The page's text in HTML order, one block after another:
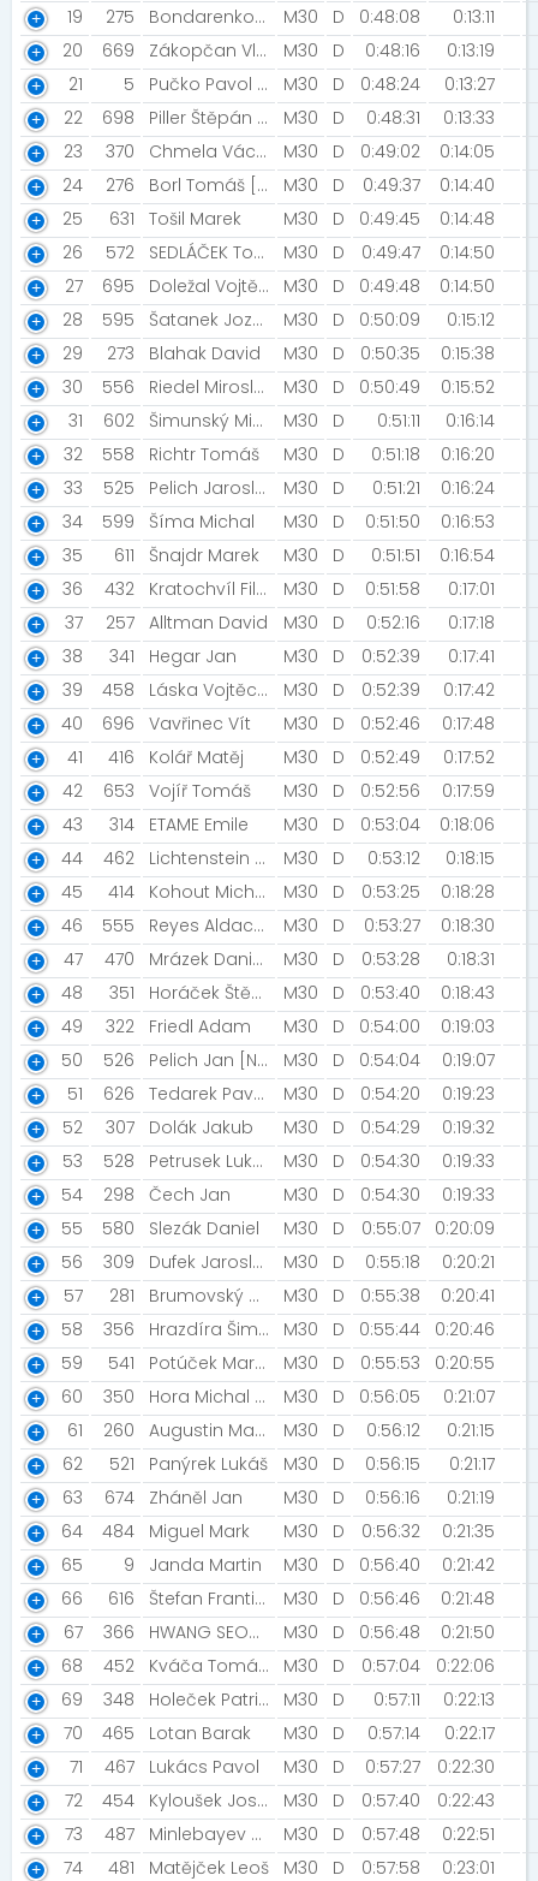
19 275 Bondarenko Mykola M30 D 0:48:08
0:13:11
20
669 Zákopčan Vladimir M30 D 0:48:16
0:13:19
21
5 Pučko Pavol [CZECH FLAT TRACK] M30 D 0:48:24
0:13:27
22
698 Piller Štěpán [AR PRAGUE] M30 D 0:48:31
0:13:33
23
370 Chmela Václav M30 D 0:49:02
0:14:05
24
276 Borl Tomáš [HZSP Lovochemie a.s.] M30 D 0:49:37
0:14:40
25
631 Tošil Marek M30 D 0:49:45
0:14:48
26
572 SEDLÁČEK Tomáš [ACS 1893] M30 D 0:49:47
0:14:50
27
695 Doležal Vojtěch [DÁŠA2022] M30 D 0:49:48
0:14:50
28
595 Šatanek Jozef [Šatanek] M30 D 0:50:09
0:15:12
29
273 Blahak David M30 D 0:50:35
0:15:38
30
556 Riedel Miroslav M30 D 0:50:49
0:15:52
31
602 Šimunský Michal M30 D 0:51:11
0:16:14
32
558 Richtr Tomáš M30 D 0:51:18
0:16:20
33
525 Pelich Jaroslav [Nedoběhnem] M30 D 0:51:21
0:16:24
34
599 Šíma Michal M30 D 0:51:50
0:16:53
35
611 Šnajdr Marek M30 D 0:51:51
0:16:54
36
432 Kratochvíl Filip M30 D 0:51:58
0:17:01
37
257 Alltman David M30 D 0:52:16
0:17:18
38
341 Hegar Jan M30 D 0:52:39
0:17:41
39
458 Láska Vojtěch [Prostě Běž!] M30 D 0:52:39
0:17:42
40
696 Vavřinec Vít M30 D 0:52:46
0:17:48
41
416 Kolář Matěj M30 D 0:52:49
0:17:52
42
653 Vojíř Tomáš M30 D 0:52:56
0:17:59
43
314 ETAME Emile M30 D 0:53:04
0:18:06
44
462 Lichtenstein Tomer M30 D 0:53:12
0:18:15
45
414 Kohout Michael [Praha 3 - Žižkov] M30 D 0:53:25
0:18:28
46
555 Reyes Aldaco Luis Alfonso [DEUS] M30 D 0:53:27
0:18:30
47
470 Mrázek Daniel [Geošneci] M30 D 0:53:28
0:18:31
48
351 Horáček Štěpán M30 D 0:53:40
0:18:43
49
322 Friedl Adam M30 D 0:54:00
0:19:03
50
526 Pelich Jan [Nedoběhnem] M30 D 0:54:04
0:19:07
51
626 Tedarek Pavel [Cobram Team] M30 D 0:54:20
0:19:23
52
307 Dolák Jakub M30 D 0:54:29
0:19:32
53
528 Petrusek Lukáš [RunCzech team ] M30 D 0:54:30
0:19:33
54
298 Čech Jan M30 D 0:54:30
0:19:33
55
580 Slezák Daniel M30 D 0:55:07
0:20:09
56
309 Dufek Jaroslav [NN Night Run Team] M30 D 0:55:18
0:20:21
57
281 Brumovský Michal [Bubbles team] M30 D 0:55:38
0:20:41
58
356 Hrazdíra Šimon M30 D 0:55:44
0:20:46
59
541 Potúček Martin M30 D 0:55:53
0:20:55
60
350 Hora Michal [Zaglebie Sosnowiec] M30 D 0:56:05
0:21:07
61
260 Augustin Martin [FK Union Slaný] M30 D 0:56:12
0:21:15
62
521 Panýrek Lukáš M30 D 0:56:15
0:21:17
63
674 Zháněl Jan M30 D 0:56:16
0:21:19
64
484 Miguel Mark M30 D 0:56:32
0:21:35
65
9 Janda Martin M30 D 0:56:40
0:21:42
66
616 Štefan František M30 D 0:56:46
0:21:48
67
366 HWANG SEONGHYUN M30 D 0:56:48
0:21:50
68
452 Kváča Tomáš [STRABAG] M30 D 0:57:04
0:22:06
69
348 Holeček Patrik [DreamTeam] M30 D 0:57:11
0:22:13
70
465 Lotan Barak M30 D 0:57:14
0:22:17
71
467 Lukács Pavol M30 D 0:57:27
0:22:30
72
454 Kyloušek Josef M30 D 0:57:40
0:22:43
73
487 Minlebayev Ruslan M30 D 0:57:48
0:22:51
74
481 Matějček Leoš M30 D 0:57:58
0:23:01